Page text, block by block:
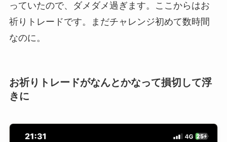
っていたので、ダメダメ過ぎます。ここからはお
祈りトレードです。まだチャレンジ初めて数時間
なのに。
お祈りトレードがなんとかなって損切して浮
きに